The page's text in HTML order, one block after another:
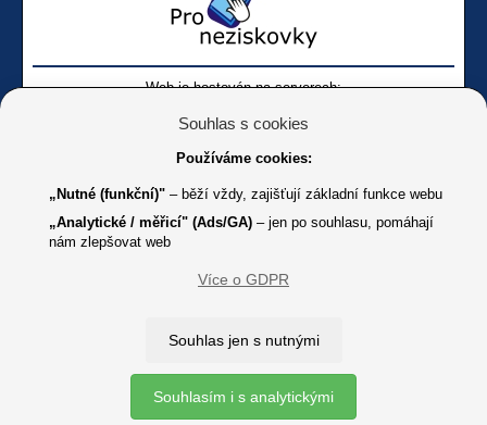
Web je hostován na serverech:
Online
Youtube SONS
K jakémukoliv užití textů a obrázků uvedených na tomto serveru je
Copyright © 2012 - 2026 SONS ČR, z. s.
Ochrana osobních údajů (GDPR)
Souhlas s cookies
Používáme cookies:
„Nutné (funkční)" – běží vždy, zajišťují základní funkce webu
„Analytické / měřicí" (Ads/GA) – jen po souhlasu, pomáhají
nám zlepšovat web
Více o GDPR
Souhlas jen s nutnými
Souhlasím i s analytickými